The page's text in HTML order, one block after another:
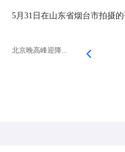
5月31日在山东省烟台市拍摄
北京晚高峰迎降...